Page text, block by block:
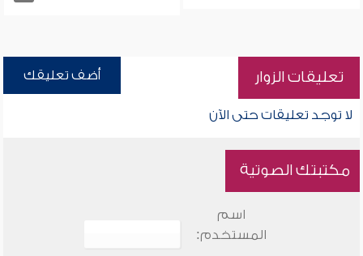
تعليقات الزوار أضف تعليقك
لا توجد تعليقات حتى الآن
مكتبتك الصوتية
اسم
المستخدم: